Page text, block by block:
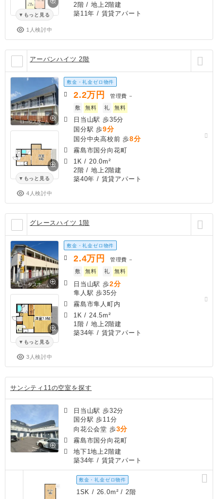
もっと見る
1人検討中
2階 / 地上2階建
築11年 / 賃貸アパート
アーバンハイツ 2階
もっと見る
4人検討中
敷金・礼金ゼロ物件
2.2万円 管理費 －
敷
無料 礼 無料
日当山駅 歩35分
国分駅 歩9分
国分中央高校前 歩8分
霧島市国分向花町
1K / 20.0m²
2階 / 地上2階建
築40年 / 賃貸アパート
グレースハイツ 1階
もっと見る
3人検討中
敷金・礼金ゼロ物件
2.4万円 管理費 －
敷
無料 礼 無料
日当山駅 歩2分
隼人駅 歩35分
霧島市隼人町内
1K / 24.5m²
1階 / 地上2階建
築34年 / 賃貸アパート
サンシティ11の空室を探す
日当山駅 歩32分
国分駅 歩11分
向花公会堂 歩3分
霧島市国分向花町
地下1地上2階建
築34年 / 賃貸アパート
敷金・礼金ゼロ物件
1SK / 26.0m² / 2階